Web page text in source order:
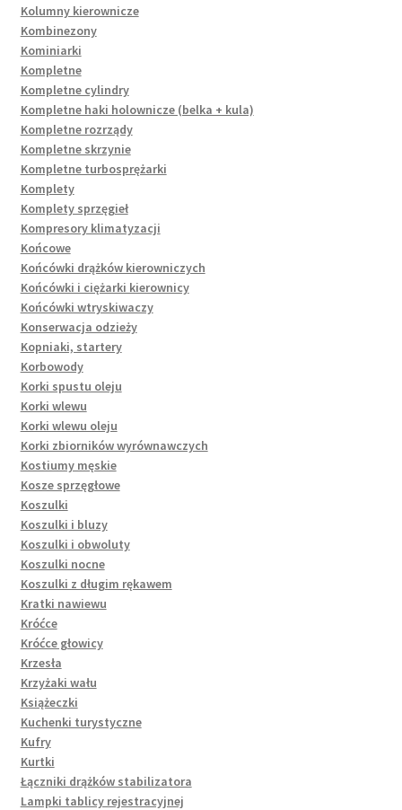
Kolumny kierownicze
Kombinezony
Kominiarki
Kompletne
Kompletne cylindry
Kompletne haki holownicze (belka + kula)
Kompletne rozrządy
Kompletne skrzynie
Kompletne turbosprężarki
Komplety
Komplety sprzęgieł
Kompresory klimatyzacji
Końcowe
Końcówki drążków kierowniczych
Końcówki i ciężarki kierownicy
Końcówki wtryskiwaczy
Konserwacja odzieży
Kopniaki, startery
Korbowody
Korki spustu oleju
Korki wlewu
Korki wlewu oleju
Korki zbiorników wyrównawczych
Kostiumy męskie
Kosze sprzęgłowe
Koszulki
Koszulki i bluzy
Koszulki i obwoluty
Koszulki nocne
Koszulki z długim rękawem
Kratki nawiewu
Króćce
Króćce głowicy
Krzesła
Krzyżaki wału
Książeczki
Kuchenki turystyczne
Kufry
Kurtki
Łączniki drążków stabilizatora
Lampki tablicy rejestracyjnej